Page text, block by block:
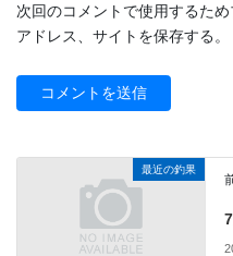
次回のコメントで使用するた
アドレス、サイトを保存する。
最近の釣果